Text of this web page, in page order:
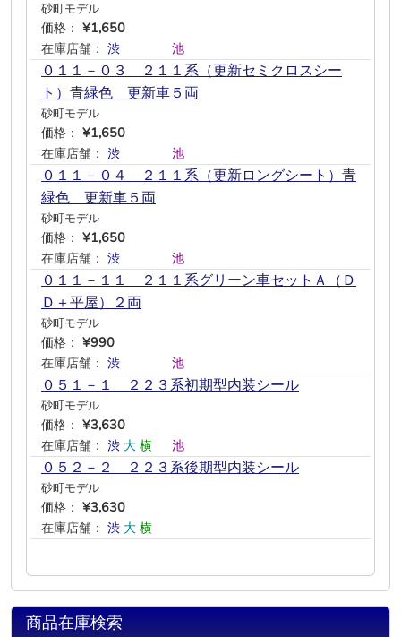
砂町モデル
価格： ¥1,650
在庫店舗： 渋 池
０１１－０３ ２１１系（更新セミクロスシー
ト）青緑色 更新車５両
砂町モデル
価格： ¥1,650
在庫店舗： 渋 池
０１１－０４ ２１１系（更新ロングシート）青
緑色 更新車５両
砂町モデル
価格： ¥1,650
在庫店舗： 渋 池
０１１－１１ ２１１系グリーン車セットＡ（Ｄ
Ｄ＋平屋）２両
砂町モデル
価格： ¥990
在庫店舗： 渋 池
０５１－１ ２２３系初期型内装シール
砂町モデル
価格： ¥3,630
在庫店舗： 渋 大 横 池
０５２－２ ２２３系後期型内装シール
砂町モデル
価格： ¥3,630
在庫店舗： 渋 大 横
商品在庫検索